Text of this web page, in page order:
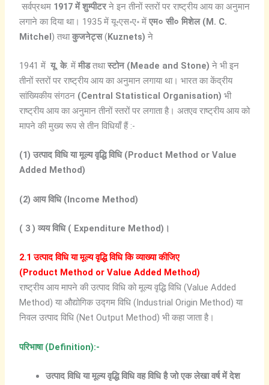
सर्वप्रथम 1917 मेंशुम्पीटरने इन तीनों स्तरों पर राष्ट्रीय आय का अनुमान
लगाने का दिया था। 1935 में यू॰एस॰ए॰ में एम० सी० मिशेल (M. C.
Mitchel) तथाकुजनेट्स(Kuznets) ने
1941 में यू. के. में मीडतथास्टोन (Meade and Stone) ने भी इन
तीनों स्तरों पर राष्ट्रीय आय का अनुमान लगाया था। भारत का केंद्रीय
सांख्यिकीय संगठन (Central Statistical Organisation) भी
राष्ट्रीय आय का अनुमान तीनों स्तरों पर लगाता है। अतएव राष्ट्रीय आय को
मापने की मुख्य रूप से तीन विधियाँ हैं :-
(1) उत्पादविधियामूल्यवृद्धिविधि (Product Method or Value
Added Method)
(2) आय विधि (Income Method)
( 3 ) व्ययविधि ( Expenditure Method) ।
2.1उत्पाद विधि या मूल्य वृद्धि विधि कि व्याख्या कीजिए
(Product Method or Value Added Method)
राष्ट्रीय आय मापने की उत्पाद विधि को मूल्य वृद्धि विधि (Value Added
Method) या औद्योगिक उद्गम विधि (Industrial Origin Method) या
निवल उत्पाद विधि (Net Output Method) भी कहा जाता है।
परिभाषा (Definition):-
उत्पादविधिया मूल्यवृद्धिविधिवहविधिहैजोएकलेखावर्षमेंदेश